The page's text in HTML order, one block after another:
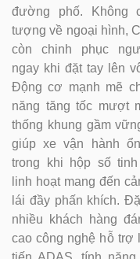
đường phố. Không
tượng về ngoại hình,
còn chinh phục
ngay khi đặt tay lên
Động cơ mạnh mẽ
năng tăng tốc mượt
thống khung gầm
giúp xe vận hành
trong khi hộp số
linh hoạt mang đến
lái đầy phấn khích.
nhiều khách hàng
cao công nghệ hỗ trợ